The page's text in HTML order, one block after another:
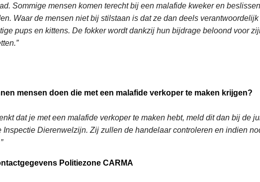
Sommige mensen komen terecht bij een malafide kweker en
Waar de mensen niet bij stilstaan is dat ze dan deels
pups en kittens. De fokker wordt dankzij hun bijdrage beloond voor
mensen doen die met een malafide verkoper te maken krijgen?
dat je met een malafide verkoper te maken hebt, meld dit dan bij de
Inspectie Dierenwelzijn. Zij zullen de handelaar controleren en indien
Politiezone CARMA